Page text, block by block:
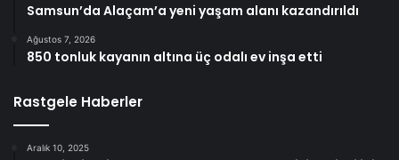
Samsun’da Alaçam’a yeni yaşam alanı kazandırıldı
Ağustos 7, 2026
850 tonluk kayanın altına üç odalı ev inşa etti
Rastgele Haberler
Aralık 10, 2025